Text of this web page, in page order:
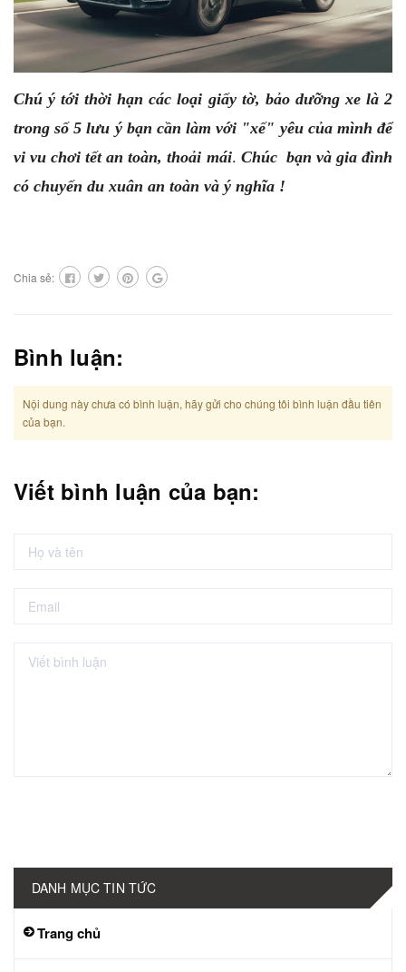
Chú ý tới thời hạn các loại giấy tờ, bảo dưỡng xe là 2
trong số 5 lưu ý bạn cần làm với "xế" yêu của mình để
vi vu chơi tết an toàn, thoải mái. Chúc bạn và gia đình
có chuyến du xuân an toàn và ý nghĩa !
Chia sẻ:
Bình luận:
Nội dung này chưa có bình luận, hãy gửi cho chúng tôi bình luận đầu tiên
của bạn.
Viết bình luận của bạn:
DANH MỤC TIN TỨC
Trang chủ